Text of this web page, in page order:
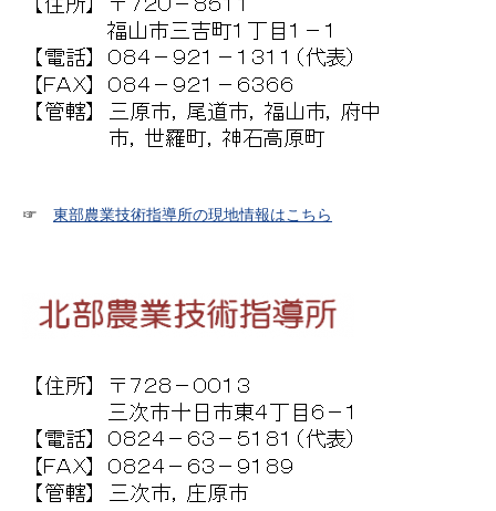
☞ 東部農業技術指導所の現地情報はこちら